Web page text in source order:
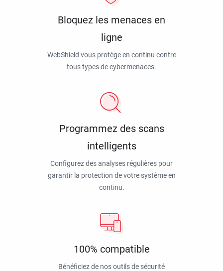
Bloquez les menaces en
ligne
WebShield vous protège en continu contre
tous types de cybermenaces.
Programmez des scans
intelligents
Configurez des analyses régulières pour
garantir la protection de votre système en
continu.
100% compatible
Bénéficiez de nos outils de sécurité